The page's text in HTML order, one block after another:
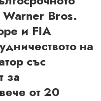
Bros.
и FIA
на
със
за
от 20